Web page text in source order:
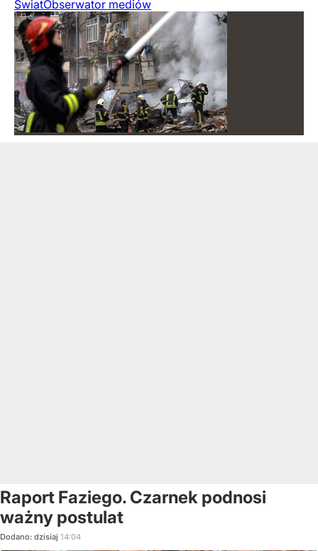
ŚwiatObserwator mediów
Raport Faziego. Czarnek podnosi
ważny postulat
Dodano: dzisiaj 14:04